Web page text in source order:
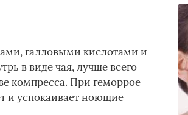
галловыми кислотами и
в виде чая, лучше всего
компресса. При геморрое
и успокаивает ноющие